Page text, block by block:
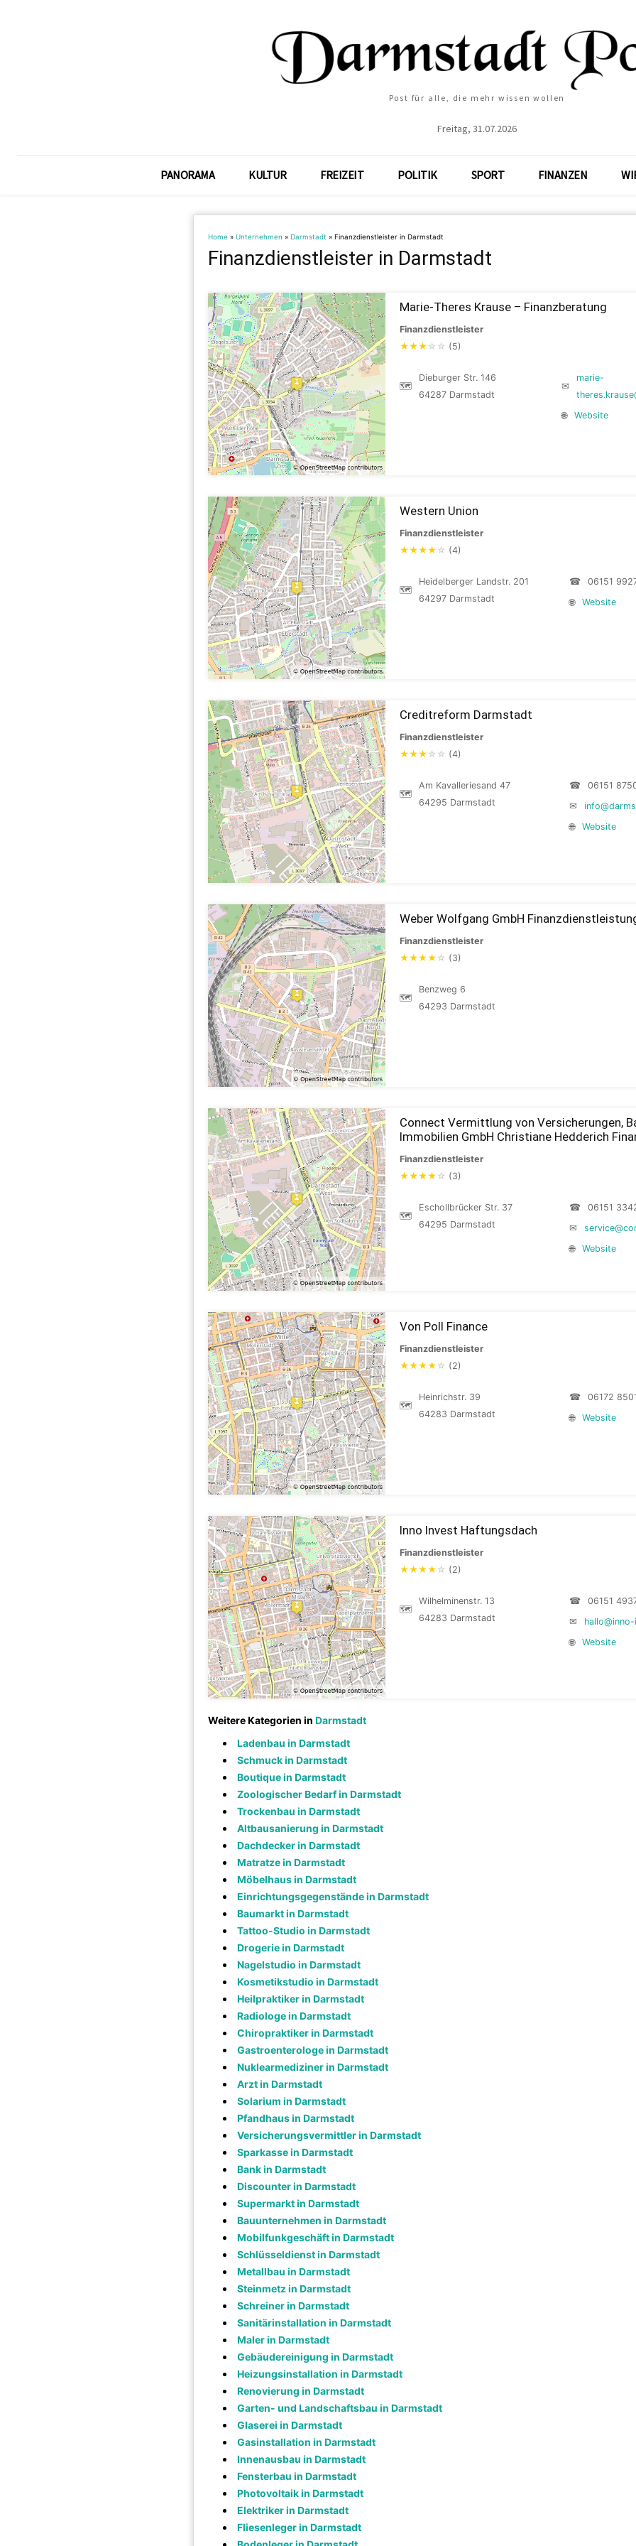
Post für alle, die mehr wissen wollen
Freitag, 31.07.2026
PANORAMA KULTUR FREIZEIT POLITIK SPORT FINANZEN
Home » Unternehmen » Darmstadt » Finanzdienstleister in Darmstadt
Finanzdienstleister in Darmstadt
Marie-Theres Krause – Finanzberatung
Finanzdienstleister
★★★ ☆ ☆ (5)
🗺
Dieburger Str. 146
64287 Darmstadt
✉
marie-
🌐
Website
Western Union
Finanzdienstleister
★★★★ ☆ (4)
🗺
Heidelberger Landstr. 201
64297 Darmstadt
☎
06151
🌐
Website
Creditreform Darmstadt
Finanzdienstleister
★★★ ☆ ☆ (4)
🗺
Am Kavalleriesand 47
64295 Darmstadt
☎
06151
✉
🌐
Website
Weber Wolfgang GmbH
Finanzdienstleister
★★★★ ☆ (3)
🗺
Benzweg 6
64293 Darmstadt
Connect Vermittlung von Versicherungen,
Immobilien GmbH Christiane Hedderich
Finanzdienstleister
★★★★ ☆ (3)
🗺
Eschollbrücker Str. 37
64295 Darmstadt
☎
06151
✉
🌐
Website
Von Poll Finance
Finanzdienstleister
★★★★ ☆ (2)
🗺
Heinrichstr. 39
64283 Darmstadt
☎
06172
🌐
Website
Inno Invest Haftungsdach
Finanzdienstleister
★★★★ ☆ (2)
🗺
Wilhelminenstr. 13
64283 Darmstadt
☎
06151
✉
🌐
Website
Weitere Kategorien in Darmstadt
Ladenbau in Darmstadt
Schmuck in Darmstadt
Boutique in Darmstadt
Zoologischer Bedarf in Darmstadt
Trockenbau in Darmstadt
Altbausanierung in Darmstadt
Dachdecker in Darmstadt
Matratze in Darmstadt
Möbelhaus in Darmstadt
Einrichtungsgegenstände in Darmstadt
Baumarkt in Darmstadt
Tattoo-Studio in Darmstadt
Drogerie in Darmstadt
Nagelstudio in Darmstadt
Kosmetikstudio in Darmstadt
Heilpraktiker in Darmstadt
Radiologe in Darmstadt
Chiropraktiker in Darmstadt
Gastroenterologe in Darmstadt
Nuklearmediziner in Darmstadt
Arzt in Darmstadt
Solarium in Darmstadt
Pfandhaus in Darmstadt
Versicherungsvermittler in Darmstadt
Sparkasse in Darmstadt
Bank in Darmstadt
Discounter in Darmstadt
Supermarkt in Darmstadt
Bauunternehmen in Darmstadt
Mobilfunkgeschäft in Darmstadt
Schlüsseldienst in Darmstadt
Metallbau in Darmstadt
Steinmetz in Darmstadt
Schreiner in Darmstadt
Sanitärinstallation in Darmstadt
Maler in Darmstadt
Gebäudereinigung in Darmstadt
Heizungsinstallation in Darmstadt
Renovierung in Darmstadt
Garten- und Landschaftsbau in Darmstadt
Glaserei in Darmstadt
Gasinstallation in Darmstadt
Innenausbau in Darmstadt
Fensterbau in Darmstadt
Photovoltaik in Darmstadt
Elektriker in Darmstadt
Fliesenleger in Darmstadt